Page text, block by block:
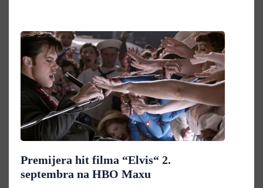
Premijera hit filma “Elvis“ 2.
septembra na HBO Maxu